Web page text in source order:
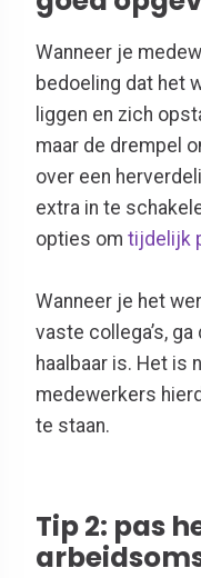
Wanneer je
bedoeling dat het
liggen en zich
maar de drempel
over een
extra in te
opties om tijdelijk
Wanneer je het
vaste collega’s,
haalbaar is. Het is
medewerkers
te staan.
Tip 2: pas